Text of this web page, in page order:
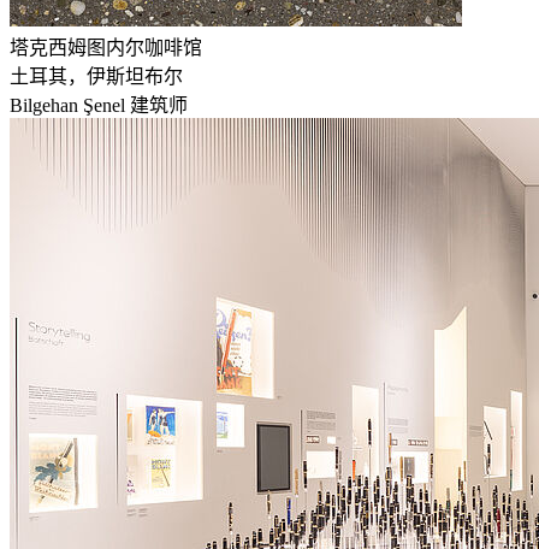
塔克西姆图内尔咖啡馆
土耳其，伊斯坦布尔
Bilgehan Şenel 建筑师